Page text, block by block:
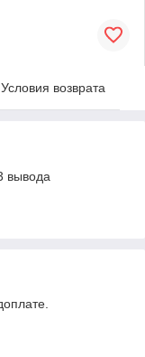
Условия возврата
вывода